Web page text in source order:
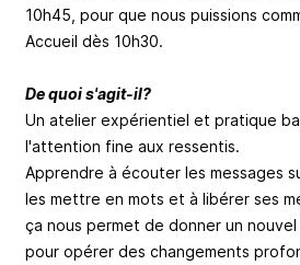
10h45, pour que nous puissions
Accueil dès 10h30.
De quoi s'agit-il?
Un atelier expérientiel et pratique
l'attention fine aux ressentis.
Apprendre à écouter les messages
les mettre en mots et à libérer ses
ça nous permet de donner un
pour opérer des changements